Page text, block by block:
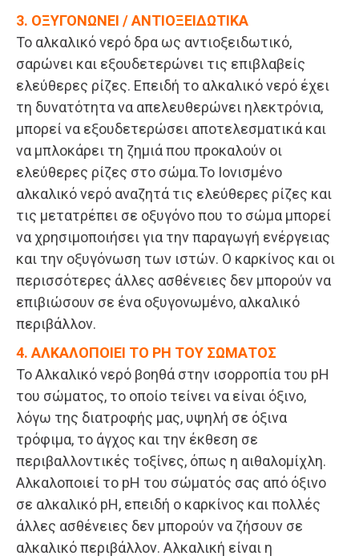
3. ΟΞΥΓΟΝΩΝΕΙ / ΑΝΤΙΟΞΕΙΔΩΤΙΚΑ
Το αλκαλικό νερό δρα ως αντιοξειδωτικό,
σαρώνει και εξουδετερώνει τις επιβλαβείς
ελεύθερες ρίζες. Επειδή το αλκαλικό νερό έχει
τη δυνατότητα να απελευθερώνει ηλεκτρόνια,
μπορεί να εξουδετερώσει αποτελεσματικά και
να μπλοκάρει τη ζημιά που προκαλούν οι
ελεύθερες ρίζες στο σώμα.Το Ιονισμένο
αλκαλικό νερό αναζητά τις ελεύθερες ρίζες και
τις μετατρέπει σε οξυγόνο που το σώμα μπορεί
να χρησιμοποιήσει για την παραγωγή ενέργειας
και την οξυγόνωση των ιστών. Ο καρκίνος και οι
περισσότερες άλλες ασθένειες δεν μπορούν να
επιβιώσουν σε ένα οξυγονωμένο, αλκαλικό
περιβάλλον.
4. ΑΛΚΑΛΟΠΟΙΕΙ ΤΟ PH ΤΟΥ ΣΩΜΑΤΟΣ
Το Αλκαλικό νερό βοηθά στην ισορροπία του pH
του σώματος, το οποίο τείνει να είναι όξινο,
λόγω της διατροφής μας, υψηλή σε όξινα
τρόφιμα, το άγχος και την έκθεση σε
περιβαλλοντικές τοξίνες, όπως η αιθαλομίχλη.
Αλκαλοποιεί το pH του σώματός σας από όξινο
σε αλκαλικό pH, επειδή ο καρκίνος και πολλές
άλλες ασθένειες δεν μπορούν να ζήσουν σε
αλκαλικό περιβάλλον. Αλκαλική είναι η